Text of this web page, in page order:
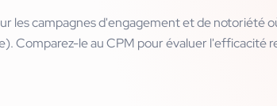
les campagnes d'engagement et de notoriété
Comparez-le au CPM pour évaluer l'efficacité